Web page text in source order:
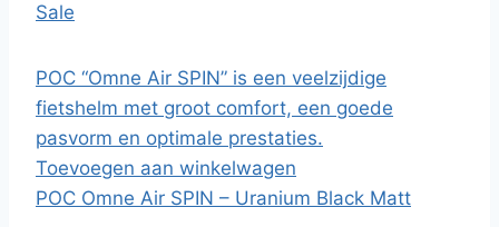
Sale
POC “Omne Air SPIN” is een veelzijdige
fietshelm met groot comfort, een goede
pasvorm en optimale prestaties.
Toevoegen aan winkelwagen
POC Omne Air SPIN – Uranium Black Matt